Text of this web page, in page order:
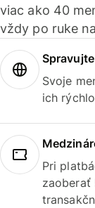
viac ako 40
vždy po ruke
Svoje
ich
Pri
zaoberať